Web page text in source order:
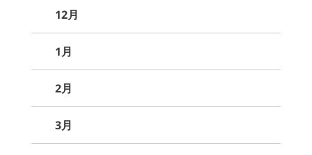
12月
1月
2月
3月